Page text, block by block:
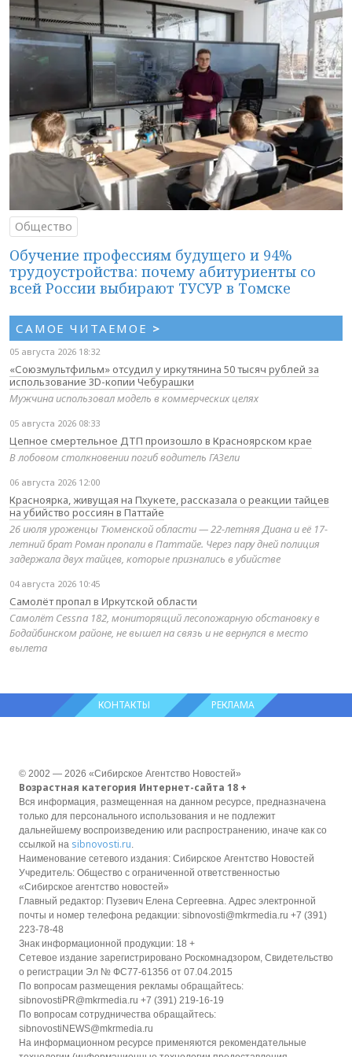
Общество
Обучение профессиям будущего и 94%
трудоустройства: почему абитуриенты со
всей России выбирают ТУСУР в Томске
САМОЕ ЧИТАЕМОЕ >
05 августа 2026 18:32
«Союзмультфильм» отсудил у иркутянина 50 тысяч рублей за
использование 3D-копии Чебурашки
Мужчина использовал модель в коммерческих целях
05 августа 2026 08:33
Цепное смертельное ДТП произошло в Красноярском крае
В лобовом столкновении погиб водитель ГАЗели
06 августа 2026 12:00
Красноярка, живущая на Пхукете, рассказала о реакции тайцев
на убийство россиян в Паттайе
26 июля уроженцы Тюменской области — 22-летняя Диана и её 17-
летний брат Роман пропали в Паттайе. Через пару дней полиция
задержала двух тайцев, которые признались в убийстве
04 августа 2026 10:45
Самолёт пропал в Иркутской области
Самолёт Cessna 182, мониторящий лесопожарную обстановку в
Бодайбинском районе, не вышел на связь и не вернулся в место
вылета
КОНТАКТЫ РЕКЛАМА
© 2002 — 2026 «Сибирское Агентство Новостей»
Возрастная категория Интернет-сайта 18 +
Вся информация, размещенная на данном ресурсе, предназначена
только для персонального использования и не подлежит
дальнейшему воспроизведению или распространению, иначе как со
ссылкой на sibnovosti.ru.
Наименование сетевого издания: Сибирское Агентство Новостей
Учредитель: Общество с ограниченной ответственностью
«Сибирское агентство новостей»
Главный редактор: Пузевич Елена Сергеевна. Адрес электронной
почты и номер телефона редакции: sibnovosti@mkrmedia.ru +7 (391)
223-78-48
Знак информационной продукции: 18 +
Сетевое издание зарегистрировано Роскомнадзором, Свидетельство
о регистрации Эл № ФС77-61356 от 07.04.2015
По вопросам размещения рекламы обращайтесь:
sibnovostiPR@mkrmedia.ru +7 (391) 219-16-19
По вопросам сотрудничества обращайтесь:
sibnovostiNEWS@mkrmedia.ru
На информационном ресурсе применяются рекомендательные